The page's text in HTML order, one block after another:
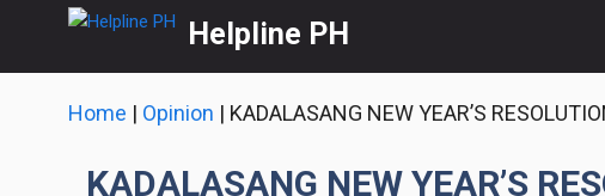
content
Helpline PH
Home | Opinion | KADALASANG NEW YEAR’S
KADALASANG NEW YEAR’S